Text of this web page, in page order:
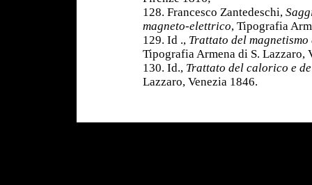
128. Francesco Zantedeschi,
magneto-elettrico, Tipografia
129. Id ., Trattato del
Tipografia Armena di S. Lazzaro,
130. Id., Trattato del calorico e
Lazzaro, Venezia 1846.